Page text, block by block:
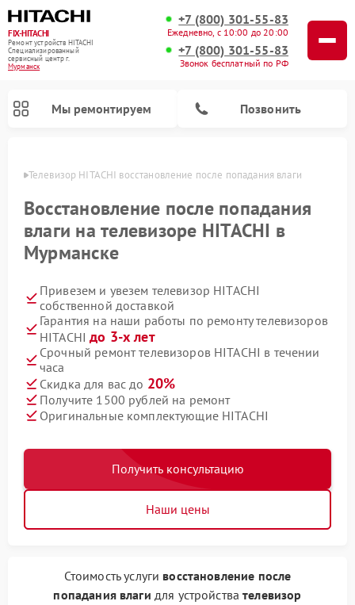
FIX-HITACHI
Ремонт устройств HITACHI
Специализированный
cервисный центр г.
Мурманск
+7 (800) 301-55-83
Ежедневно, с 10:00 до 20:00
+7 (800) 301-55-83
Звонок бесплатный по РФ
Мы ремонтируем Позвонить
Телевизор HITACHI восстановление после попадания влаги
Восстановление после попадания
влаги на телевизоре HITACHI в
Мурманске
Привезем и увезем телевизор HITACHI
собственной доставкой
Гарантия на наши работы по ремонту телевизоров
HITACHIдо 3-х лет
Срочный ремонт телевизоров HITACHI в течении
часа
Скидка для вас до 20%
Получите 1500 рублей на ремонт
Оригинальные комплектующие HITACHI
Получить консультацию
Наши цены
Стоимость услуги восстановление после
попадания влаги для устройствателевизор